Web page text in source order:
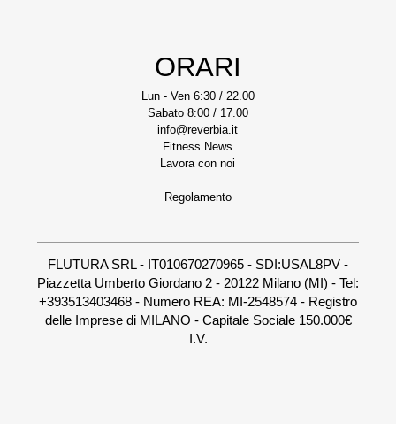
ORARI
Lun - Ven 6:30 / 22.00
Sabato 8:00 / 17.00
info@reverbia.it
Fitness News
Lavora con noi
Regolamento
FLUTURA SRL - IT010670270965 - SDI:USAL8PV -
Piazzetta Umberto Giordano 2 - 20122 Milano (MI) - Tel:
+393513403468 - Numero REA: MI-2548574 - Registro
delle Imprese di MILANO - Capitale Sociale 150.000€
I.V.